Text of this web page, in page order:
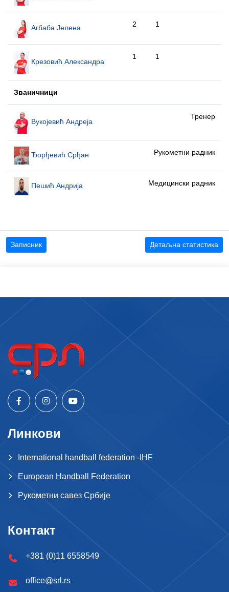
Агбаба Јелена 2 1
Крезовић Александра
1 1
Званичници
Вукојевић Андреја
Тренер
Ђорђевић Срђан Рукометни радник
Пешић Андрија Медицински радник
Записник Детаљна статистика
Линкови
International handball federation -IHF
European Handball Federation
Рукометни савез Србије
Контакт
+381 (0)11 6558549
office@srl.rs